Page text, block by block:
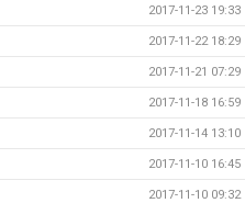
2017-11-23 19:33
2017-11-22 18:29
2017-11-21 07:29
2017-11-18 16:59
2017-11-14 13:10
2017-11-10 16:45
2017-11-10 09:32